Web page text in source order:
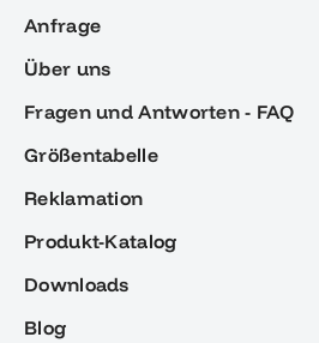
Anfrage
Über uns
Fragen und Antworten - FAQ
Größentabelle
Reklamation
Produkt-Katalog
Downloads
Blog